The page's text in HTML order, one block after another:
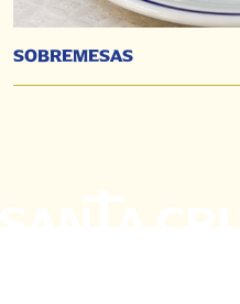
SOBREMESAS